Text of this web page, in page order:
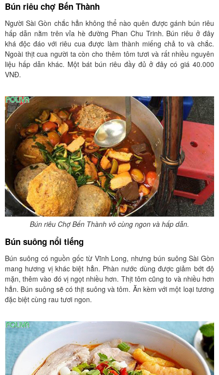
Bún riêu chợ Bến Thành
Người Sài Gòn chắc hẳn không thể nào quên được gánh bún riêu
hấp dẫn nằm trên vỉa hè đường Phan Chu Trinh. Bún riêu ở đây
khá độc đáo với riêu cua được làm thành miếng chả to và chắc.
Ngoài thịt cua người ta còn cho thêm tôm tươi và rất nhiều nguyên
liệu hấp dẫn khác. Một bát bún riêu đầy đủ ở đây có giá 40.000
VNĐ.
Bún riêu Chợ Bến Thành vô cùng ngon và hấp dẫn.
Bún suông nổi tiếng
Bún suông có nguồn gốc từ Vĩnh Long, nhưng bún suông Sài Gòn
mang hương vị khác biệt hẳn. Phàn nước dùng được giảm bớt độ
mặn, thêm vào đó vị ngọt nhiều hơn. Thịt tôm cũng to và nhiều hơn
hẳn. Bún suông sẽ có thịt suông và tôm. Ăn kèm với một loại tương
đặc biệt cùng rau tươi ngon.